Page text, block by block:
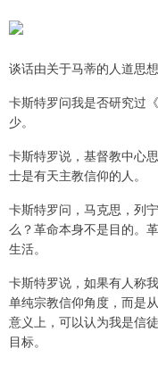
谈话由关于马蒂的人道思
卡斯特罗问我是否研究过
少。
卡斯特罗说，基督教中心
士是有天主教信仰的人。
卡斯特罗问，马克思，列
么？革命本身不是目的。
生活。
卡斯特罗说，如果有人称
单纯宗教信仰角度，而是
意义上，可以认为我是信
目标。